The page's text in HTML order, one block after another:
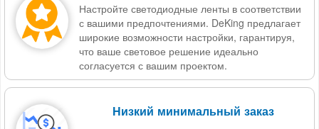
Настройте светодиодные ленты в соответствии
с вашими предпочтениями. DeKing предлагает
широкие возможности настройки, гарантируя,
что ваше световое решение идеально
согласуется с вашим проектом.
Низкий минимальный заказ